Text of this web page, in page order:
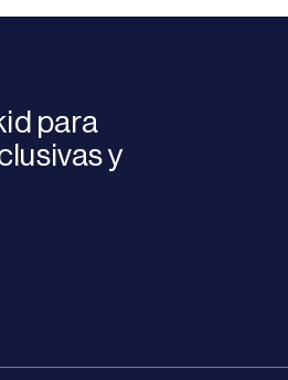
para
y